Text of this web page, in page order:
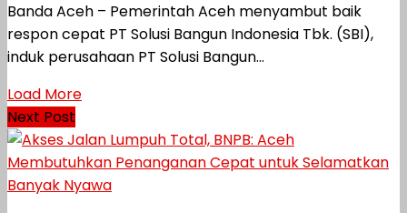
Banda Aceh – Pemerintah Aceh menyambut baik
respon cepat PT Solusi Bangun Indonesia Tbk. (SBI),
induk perusahaan PT Solusi Bangun...
Load More
Next Post